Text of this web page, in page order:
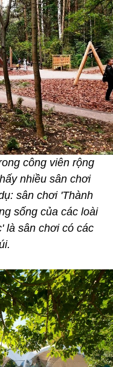
công viên rộng
nhiều sân chơi
sân chơi 'Thành
sống của các loài
là sân chơi có các